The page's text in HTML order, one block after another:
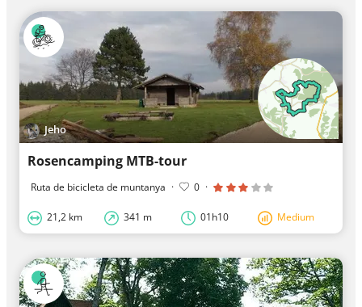
Jeho
Rosencamping MTB-tour
Ruta de bicicleta de muntanya · 0 ·
21,2 km 341 m 01h10 Medium